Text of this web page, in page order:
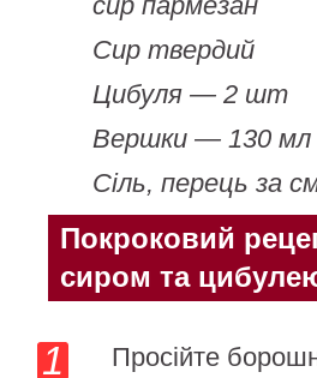
Сир твердий
Цибуля — 2 шт
Вершки — 130 мл
Сіль, перець за
Покроковий
сиром та
Просійте